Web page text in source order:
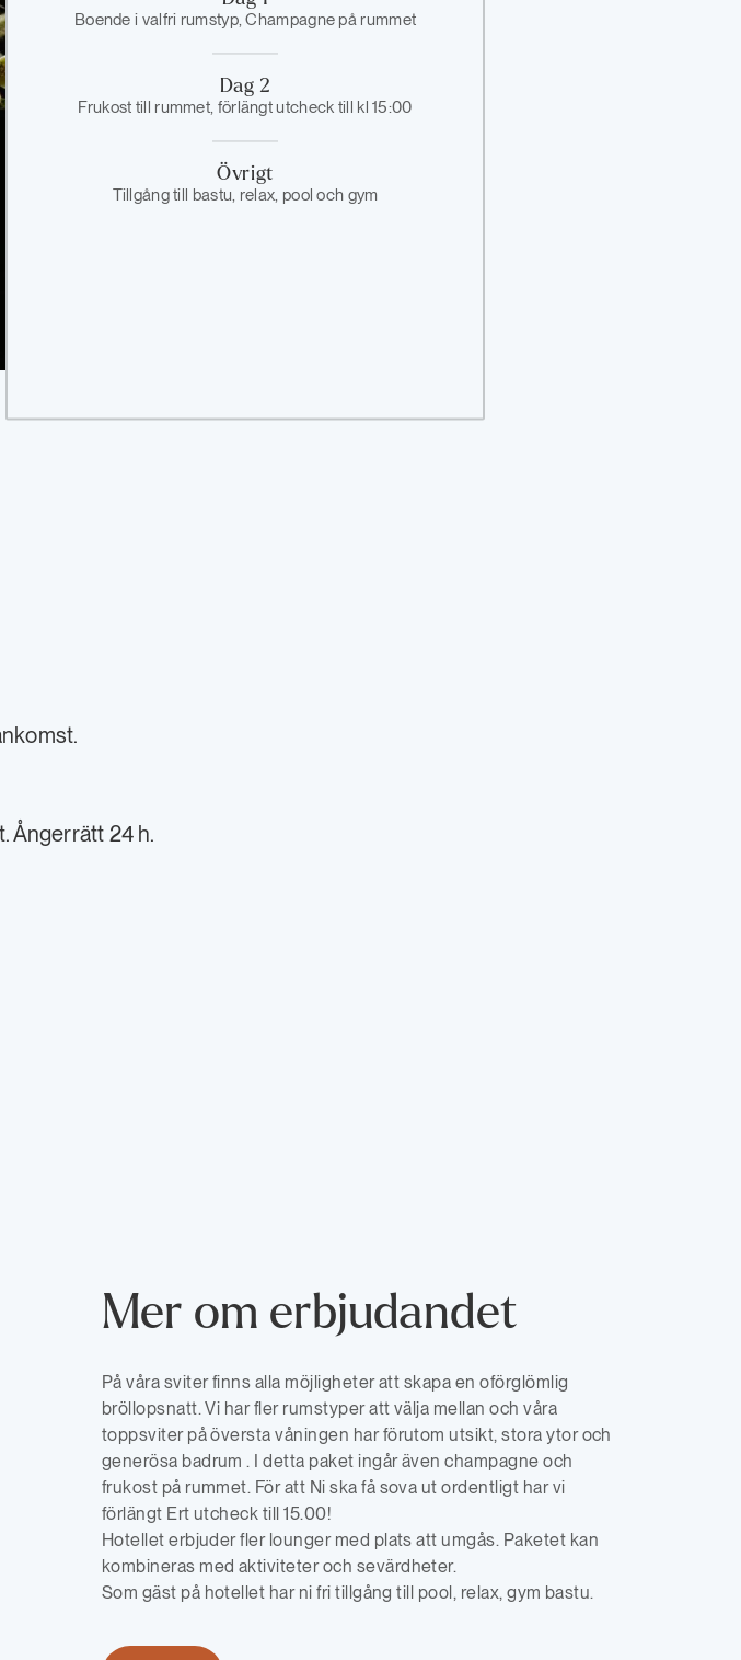
Boende i valfri rumstyp, Champagne på rummet
Dag 2
Frukost till rummet, förlängt utcheck till kl 15:00
Övrigt
Tillgång till bastu, relax, pool och gym
Ångerrätt 24 h.
Mer om erbjudandet
På våra sviter finns alla möjligheter att skapa en oförglömlig
bröllopsnatt. Vi har fler rumstyper att välja mellan och våra
toppsviter på översta våningen har förutom utsikt, stora ytor och
generösa badrum . I detta paket ingår även champagne och
frukost på rummet. För att Ni ska få sova ut ordentligt har vi
förlängt Ert utcheck till 15.00!
Hotellet erbjuder fler lounger med plats att umgås. Paketet kan
kombineras med aktiviteter och sevärdheter.
Som gäst på hotellet har ni fri tillgång till pool, relax, gym bastu.